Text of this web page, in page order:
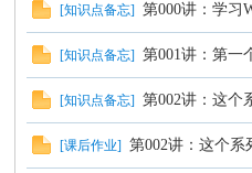
[知识点备忘] 第000讲：学习
[知识点备忘] 第001讲：第一
[知识点备忘] 第002讲：这个
[课后作业] 第002讲：这个